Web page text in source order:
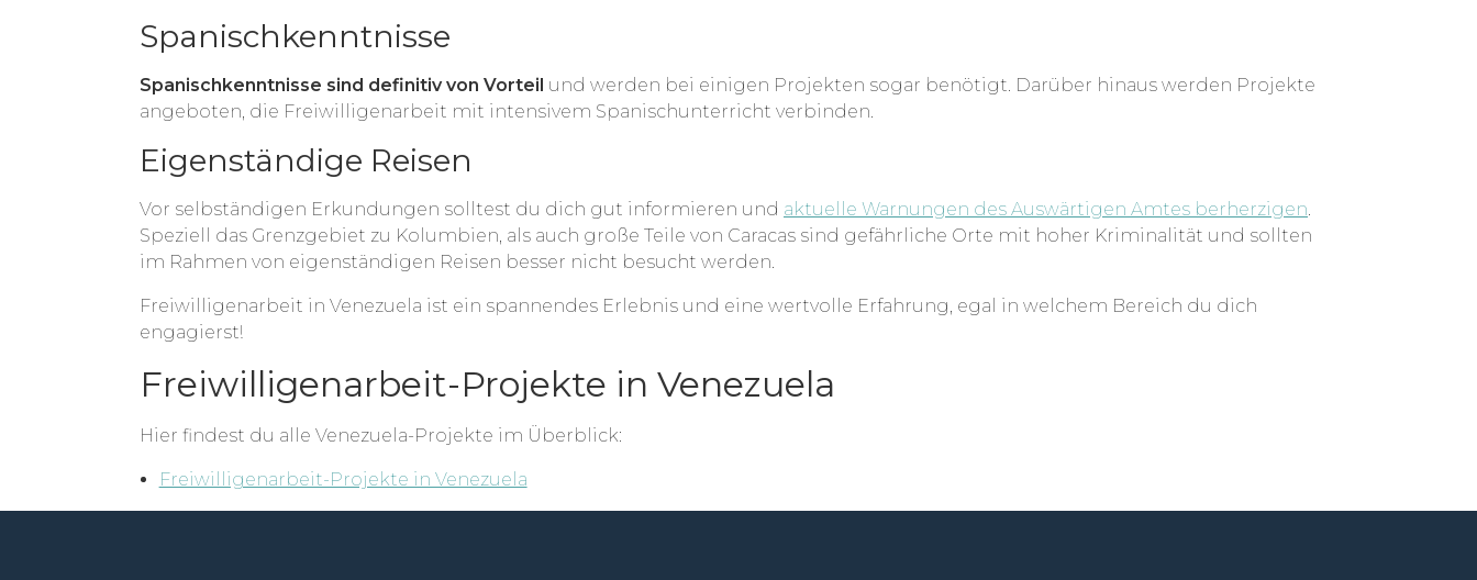
Spanischkenntnisse
Spanischkenntnisse sind definitiv von Vorteil und werden bei einigen Projekten sogar benötigt. Darüber hinaus werden Projekte
angeboten, die Freiwilligenarbeit mit intensivem Spanischunterricht verbinden.
Eigenständige Reisen
Vor selbständigen Erkundungen solltest du dich gut informieren und aktuelle Warnungen des Auswärtigen Amtes berherzigen.
Speziell das Grenzgebiet zu Kolumbien, als auch große Teile von Caracas sind gefährliche Orte mit hoher Kriminalität und sollten
im Rahmen von eigenständigen Reisen besser nicht besucht werden.
Freiwilligenarbeit in Venezuela ist ein spannendes Erlebnis und eine wertvolle Erfahrung, egal in welchem Bereich du dich
engagierst!
Freiwilligenarbeit-Projekte in Venezuela
Hier findest du alle Venezuela-Projekte im Überblick:
Freiwilligenarbeit-Projekte in Venezuela